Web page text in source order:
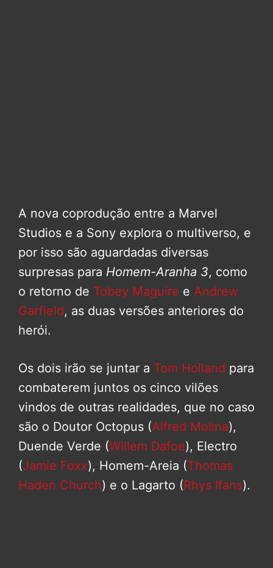
A nova coprodução entre a Marvel
Studios e a Sony explora o multiverso, e
por isso são aguardadas diversas
surpresas para Homem-Aranha 3, como
o retorno de Tobey Maguire e Andrew
Garfield, as duas versões anteriores do
herói.
Os dois irão se juntar a Tom Holland para
combaterem juntos os cinco vilões
vindos de outras realidades, que no caso
são o Doutor Octopus (Alfred Molina),
Duende Verde (Willem Dafoe), Electro
(Jamie Foxx), Homem-Areia (Thomas
Haden Church) e o Lagarto (Rhys Ifans).